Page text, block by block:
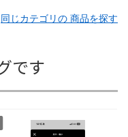
同じカテゴリの 商品を探す
です